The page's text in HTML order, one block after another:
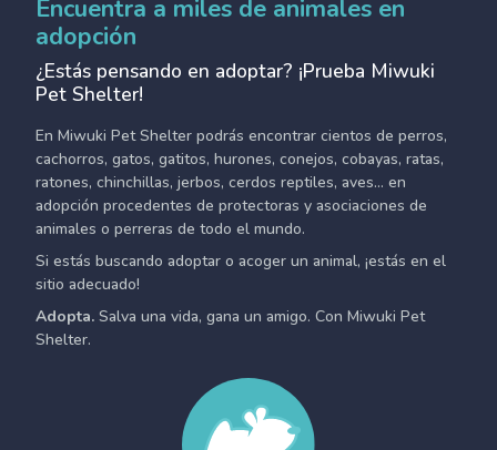
Encuentra a miles de animales en
adopción
¿Estás pensando en adoptar? ¡Prueba Miwuki
Pet Shelter!
En Miwuki Pet Shelter podrás encontrar cientos de perros,
cachorros, gatos, gatitos, hurones, conejos, cobayas, ratas,
ratones, chinchillas, jerbos, cerdos reptiles, aves... en
adopción procedentes de protectoras y asociaciones de
animales o perreras de todo el mundo.
Si estás buscando adoptar o acoger un animal, ¡estás en el
sitio adecuado!
Adopta. Salva una vida, gana un amigo. Con Miwuki Pet
Shelter.